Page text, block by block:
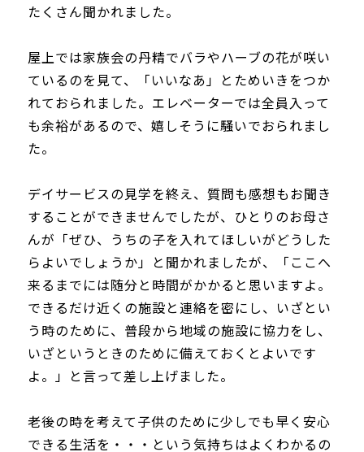
たくさん聞かれました。
屋上では家族会の丹精でバラやハーブの花が咲い
ているのを見て、「いいなあ」とためいきをつか
れておられました。エレベーターでは全員入って
も余裕があるので、嬉しそうに騒いでおられまし
た。
デイサービスの見学を終え、質問も感想もお聞き
することができませんでしたが、ひとりのお母さ
んが「ぜひ、うちの子を入れてほしいがどうした
らよいでしょうか」と聞かれましたが、「ここへ
来るまでには随分と時間がかかると思いますよ。
できるだけ近くの施設と連絡を密にし、いざとい
う時のために、普段から地域の施設に協力をし、
いざというときのために備えておくとよいです
よ。」と言って差し上げました。
老後の時を考えて子供のために少しでも早く安心
できる生活を・・・という気持ちはよくわかるの